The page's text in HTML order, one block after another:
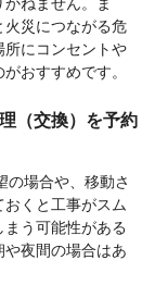
災につながる危
にコンセントや
おすすめです。
（交換）を予約
の場合や、移動さ
くと工事がスム
う可能性がある
夜間の場合はあ